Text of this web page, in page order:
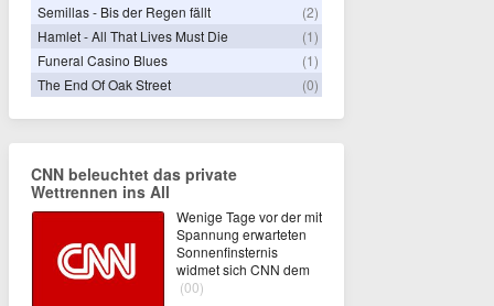
Semillas - Bis der Regen fällt
(2)
Hamlet - All That Lives Must Die
(1)
Funeral Casino Blues
(1)
The End Of Oak Street
(0)
CNN beleuchtet das private
Wettrennen ins All
Wenige Tage vor der mit
Spannung erwarteten
Sonnenfinsternis
widmet sich CNN dem
(00)